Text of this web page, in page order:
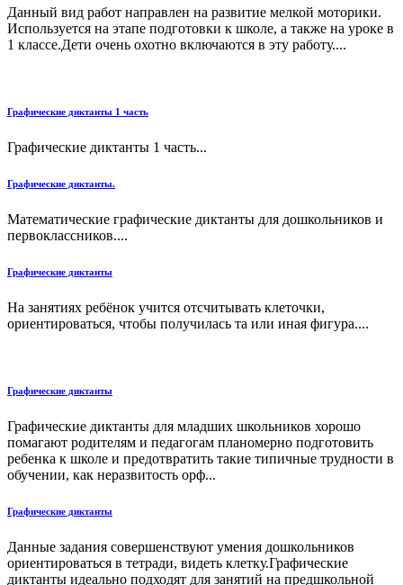
Данный вид работ направлен на развитие мелкой моторики.
Используется на этапе подготовки к школе, а также на уроке в
1 классе.Дети очень охотно включаются в эту работу....
Графические диктанты 1 часть
Графические диктанты 1 часть...
Графические диктанты.
Математические графические диктанты для дошкольников и
первоклассников....
Графические диктанты
На занятиях ребёнок учится отсчитывать клеточки,
ориентироваться, чтобы получилась та или иная фигура....
Графические диктанты
Графические диктанты для младших школьников хорошо
помагают родителям и педагогам планомерно подготовить
ребенка к школе и предотвратить такие типичные трудности в
обучении, как неразвитость орф...
Графические диктанты
Данные задания совершенствуют умения дошкольников
ориентироваться в тетради, видеть клетку.Графические
диктанты идеально подходят для занятий на предшкольной